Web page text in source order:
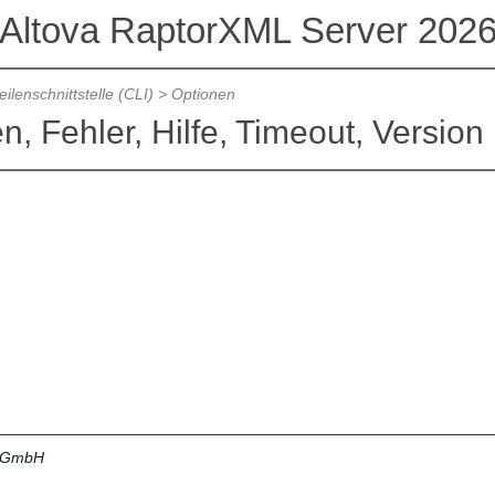
Altova RaptorXML Server 2026
(CLI) > Optionen
Fehler, Hilfe, Timeout, Version